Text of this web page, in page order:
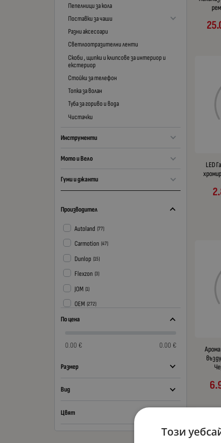
LED
Пепелници за кола
Поставки за чаши
Разни аксесоари
Светлоотразителни ленти
Скоби , щипки и клипсове за интериор и
екстериор
Стойки за телефон
Топка за волан
Туба за гориво и вода
Чистачки
Инструменти
Мото и Вело
Гуми и джанти
Производител
Autoland (77)
Carmotion (47)
Dunlop (15)
Flexzon (3)
JOM (1)
OEM (272)
Petex
Streetech
По цена
0.00 € 0.00 €
Размер
Вид
Цвят
Този